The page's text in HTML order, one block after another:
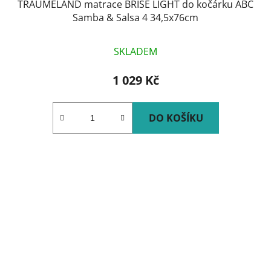
TRÄUMELAND matrace BRISE LIGHT do kočárku ABC
Samba & Salsa 4 34,5x76cm
SKLADEM
1 029 Kč
DO KOŠÍKU